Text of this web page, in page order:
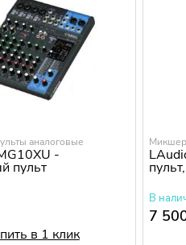
аналоговые
-
пульт
в 1 клик
В
7